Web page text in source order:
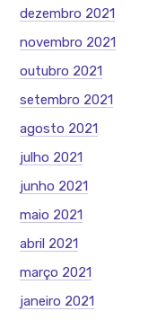
dezembro 2021
novembro 2021
outubro 2021
setembro 2021
agosto 2021
julho 2021
junho 2021
maio 2021
abril 2021
março 2021
janeiro 2021